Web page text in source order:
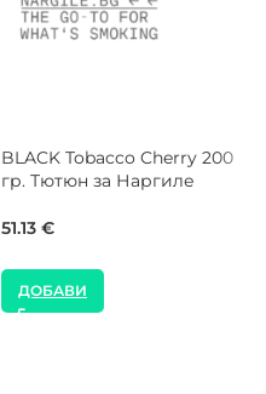
BLACK Tobacco Cherry 200
гр. Тютюн за Наргиле
51.13 €
ДОБАВИ